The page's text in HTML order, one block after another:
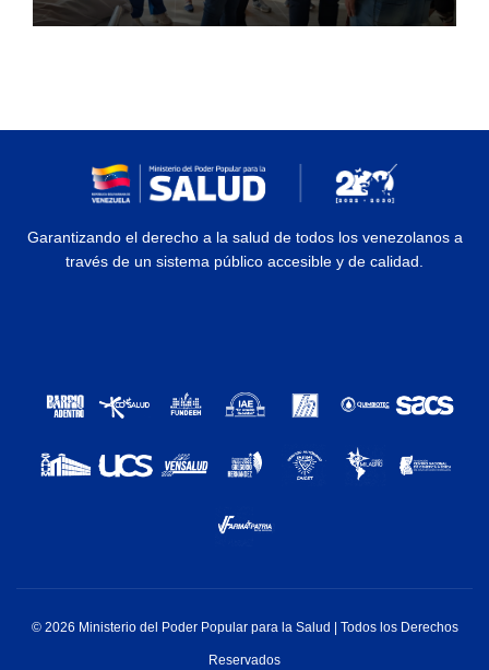
Garantizando el derecho a la salud de todos los venezolanos a
través de un sistema público accesible y de calidad.
© 2026 Ministerio del Poder Popular para la Salud | Todos los Derechos
Reservados